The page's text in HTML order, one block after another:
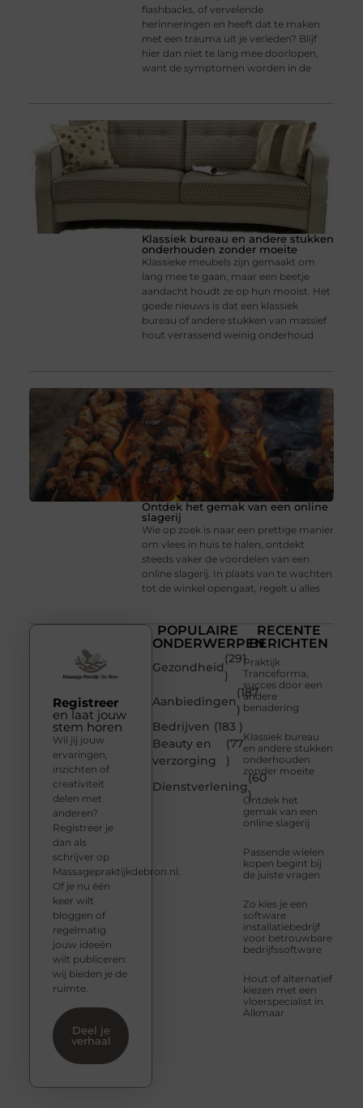
flashbacks, of vervelende
herinneringen en heeft dat te maken
met een trauma uit je verleden? Blijf
hier dan niet te lang mee doorlopen,
want de symptomen worden in de
Klassiek bureau en andere stukken
onderhouden zonder moeite
Klassieke meubels zijn gemaakt om
lang mee te gaan, maar een beetje
aandacht houdt ze op hun mooist. Het
goede nieuws is dat een klassiek
bureau of andere stukken van massief
hout verrassend weinig onderhoud
Ontdek het gemak van een online
slagerij
Wie op zoek is naar een prettige manier
om vlees in huis te halen, ontdekt
steeds vaker de voordelen van een
online slagerij. In plaats van te wachten
tot de winkel opengaat, regelt u alles
POPULAIRE
ONDERWERPEN
Gezondheid
(291
)
Aanbiedingen
(187
)
Bedrijven (183 )
Beauty en
verzorging
(77
)
Dienstverlening
(60
)
RECENTE
BERICHTEN
Praktijk
Tranceforma,
succes door een
andere
benadering
Klassiek bureau
en andere stukken
onderhouden
zonder moeite
Ontdek het
gemak van een
online slagerij
Passende wielen
kopen begint bij
de juiste vragen
Zo kies je een
software
installatiebedrijf
voor betrouwbare
bedrijfssoftware
Hout of alternatief
kiezen met een
vloerspecialist in
Alkmaar
Registreer
en laat jouw
stem horen
Wil jij jouw
ervaringen,
inzichten of
creativiteit
delen met
anderen?
Registreer je
dan als
schrijver op
Massagepraktijkdebron.nl.
Of je nu één
keer wilt
bloggen of
regelmatig
jouw ideeën
wilt publiceren:
wij bieden je de
ruimte.
Deel je
verhaal